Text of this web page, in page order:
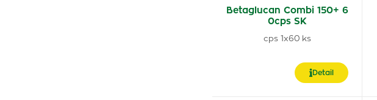
Betaglucan Combi 150+ 6
0cps SK
cps 1x60 ks
Detail